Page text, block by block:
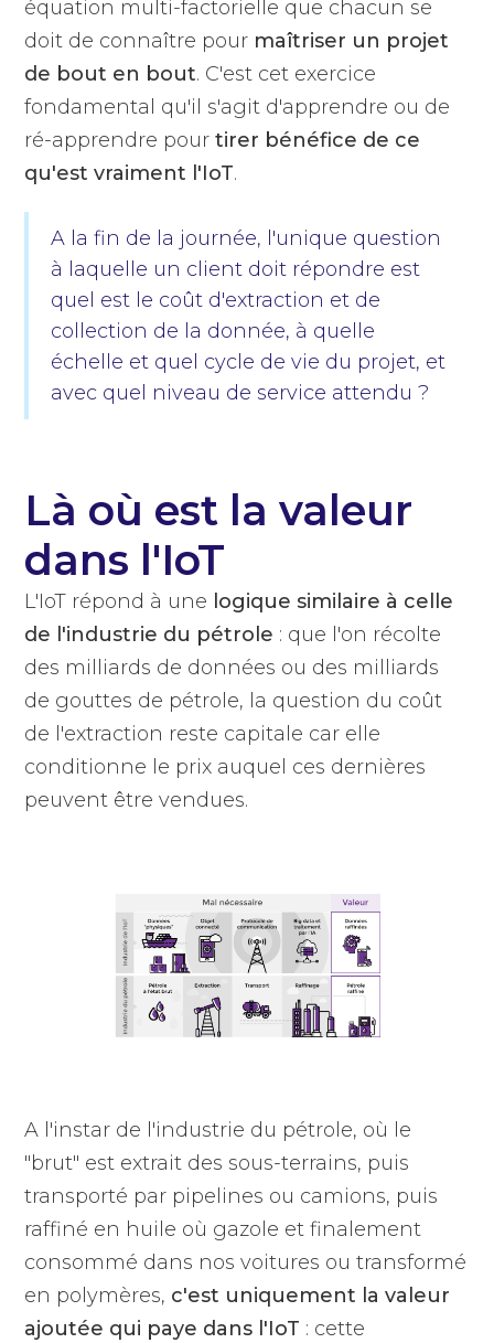
équation multi-factorielle que chacun se
doit de connaître pour maîtriser un projet
de bout en bout. C'est cet exercice
fondamental qu'il s'agit d'apprendre ou de
ré-apprendre pourtirer bénéfice de ce
qu'est vraiment l'IoT.
A la fin de la journée, l'unique question
à laquelle un client doit répondre est
quel est le coût d'extraction et de
collection de la donnée, à quelle
échelle et quel cycle de vie du projet, et
avec quel niveau de service attendu ?
Là où est la valeur
dans l'IoT
L'IoT répond à une logique similaire à celle
de l'industrie du pétrole : que l'on récolte
des milliards de données ou des milliards
de gouttes de pétrole, la question du coût
de l'extraction reste capitale car elle
conditionne le prix auquel ces dernières
peuvent être vendues.
A l'instar de l'industrie du pétrole, où le
"brut" est extrait des sous-terrains, puis
transporté par pipelines ou camions, puis
raffiné en huile où gazole et finalement
consommé dans nos voitures ou transformé
en polymères, c'est uniquement la valeur
ajoutée qui paye dans l'IoT : cette